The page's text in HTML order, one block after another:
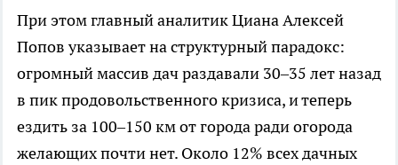
При этом главный аналитик Циана Алексей
Попов указывает на структурный парадокс:
огромный массив дач раздавали 30–35 лет назад
в пик продовольственного кризиса, и теперь
ездить за 100–150 км от города ради огорода
желающих почти нет. Около 12% всех дачных